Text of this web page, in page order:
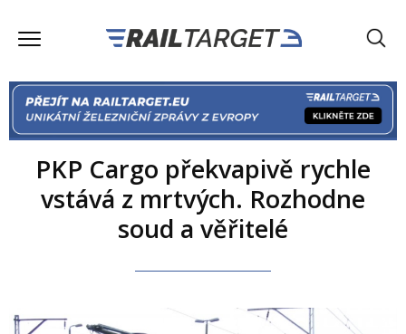
PKP Cargo překvapivě rychle
vstává z mrtvých. Rozhodne
soud a věřitelé